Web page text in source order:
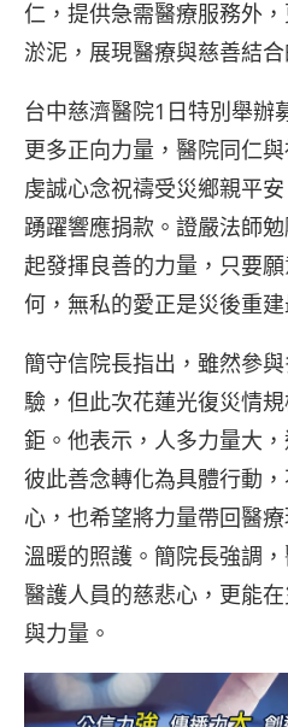
仁，提供急需醫療服務外
淤泥，展現醫療與慈善結合
台中慈濟醫院1日特別舉辦
更多正向力量，醫院同仁
虔誠心念祝禱受災鄉親平
踴躍響應捐款。證嚴法師
起發揮良善的力量，只要
何，無私的愛正是災後重
簡守信院長指出，雖然參
驗，但此次花蓮光復災情
鉅。他表示，人多力量大
彼此善念轉化為具體行動
心，也希望將力量帶回醫
溫暖的照護。簡院長強調
醫護人員的慈悲心，更能
與力量。